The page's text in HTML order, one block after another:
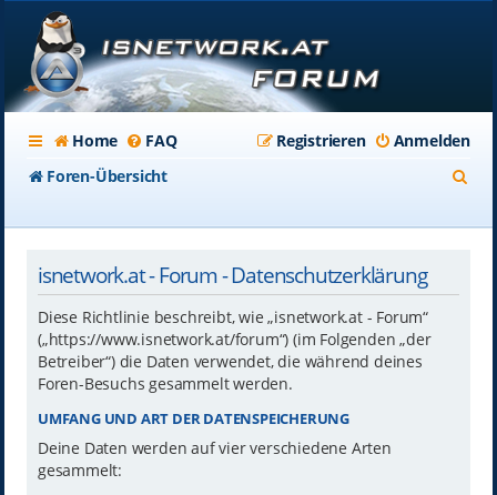
Home FAQ Anmelden
Registrieren
Foren-Übersicht
isnetwork.at - Forum - Datenschutzerklärung
Diese Richtlinie beschreibt, wie „isnetwork.at - Forum“
(„https://www.isnetwork.at/forum“) (im Folgenden „der
Betreiber“) die Daten verwendet, die während deines
Foren-Besuchs gesammelt werden.
UMFANG UND ART DER DATENSPEICHERUNG
Deine Daten werden auf vier verschiedene Arten
gesammelt: